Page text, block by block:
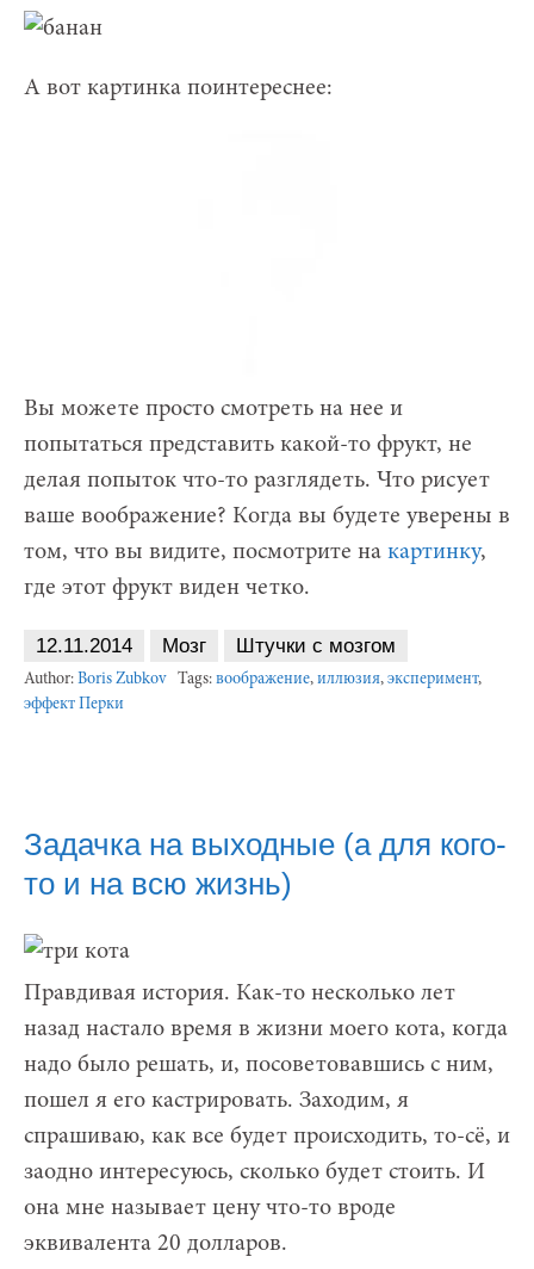
А вот картинка поинтереснее:
Вы можете просто смотреть на нее и
попытаться представить какой-то фрукт, не
делая попыток что-то разглядеть. Что рисует
ваше воображение? Когда вы будете уверены в
том, что вы видите, посмотрите на картинку,
где этот фрукт виден четко.
12.11.2014 Мозг Штучки с мозгом
Author: Boris Zubkov Tags: воображение, иллюзия, эксперимент,
эффект Перки
Задачка на выходные (а для кого-
то и на всю жизнь)
Правдивая история. Как-то несколько лет
назад настало время в жизни моего кота, когда
надо было решать, и, посоветовавшись с ним,
пошел я его кастрировать. Заходим, я
спрашиваю, как все будет происходить, то-сё, и
заодно интересуюсь, сколько будет стоить. И
она мне называет цену что-то вроде
эквивалента 20 долларов.